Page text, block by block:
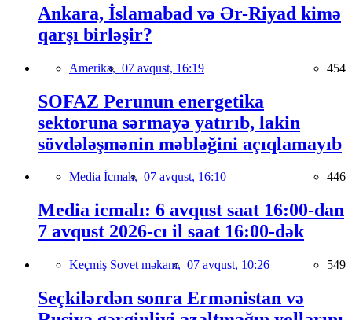
Ankara, İslamabad və Ər-Riyad kimə
qarşı birləşir?
Amerika, 07 avqust, 16:19 454
SOFAZ Perunun energetika
sektoruna sərmayə yatırıb, lakin
sövdələşmənin məbləğini açıqlamayıb
Media İcmalı, 07 avqust, 16:10 446
Media icmalı: 6 avqust saat 16:00-dan
7 avqust 2026-cı il saat 16:00-dək
Keçmiş Sovet məkanı, 07 avqust, 10:26 549
Seçkilərdən sonra Ermənistan və